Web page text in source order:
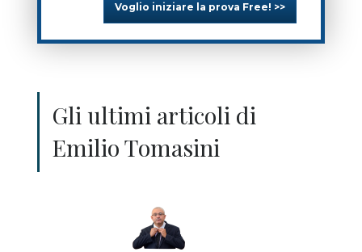
Voglio iniziare la prova Free! >>
Gli ultimi articoli di
Emilio Tomasini